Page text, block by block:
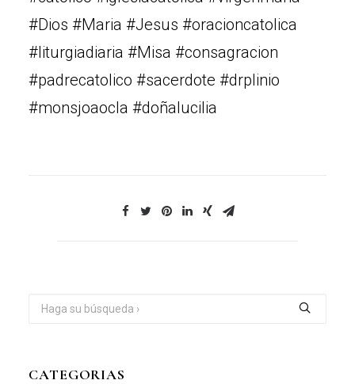
#Dios #Maria #Jesus #oracioncatolica
#liturgiadiaria #Misa #consagracion
#padrecatolico #sacerdote #drplinio
#monsjoaocla #doñalucilia
CATEGORIAS